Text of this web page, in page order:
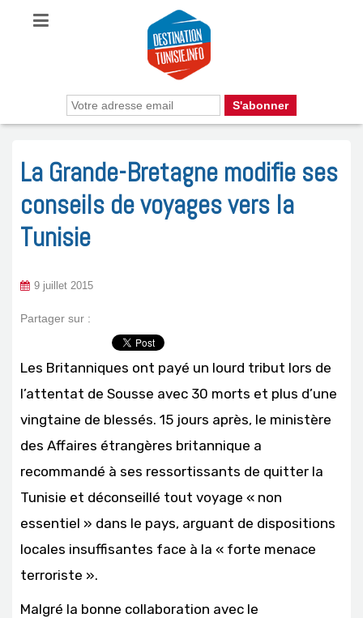
La Grande-Bretagne modifie ses
conseils de voyages vers la
Tunisie
9 juillet 2015
Partager sur :
Les Britanniques ont payé un lourd tribut lors de
l’attentat de Sousse avec 30 morts et plus d’une
vingtaine de blessés. 15 jours après, le ministère
des Affaires étrangères britannique a
recommandé à ses ressortissants de quitter la
Tunisie et déconseillé tout voyage « non
essentiel » dans le pays, arguant de dispositions
locales insuffisantes face à la « forte menace
terroriste ».
Malgré la bonne collaboration avec le